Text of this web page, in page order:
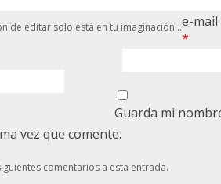
de editar solo está en tu imaginación...e-mail
*
Guarda mi
vez que comente.
comentarios a esta entrada.